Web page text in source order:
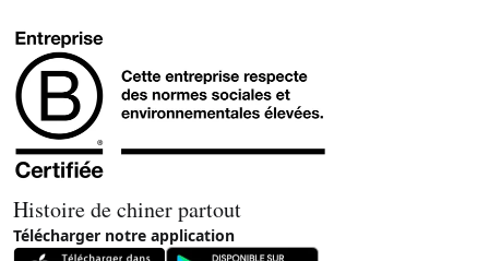
Histoire de chiner partout
Télécharger notre application